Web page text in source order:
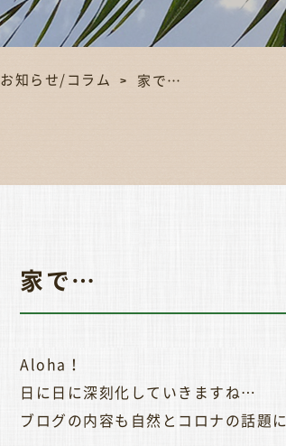
お知らせ/コラム 家で…
家で…
Aloha！
日に日に深刻化していきますね…
ブログの内容も自然とコロナの話題